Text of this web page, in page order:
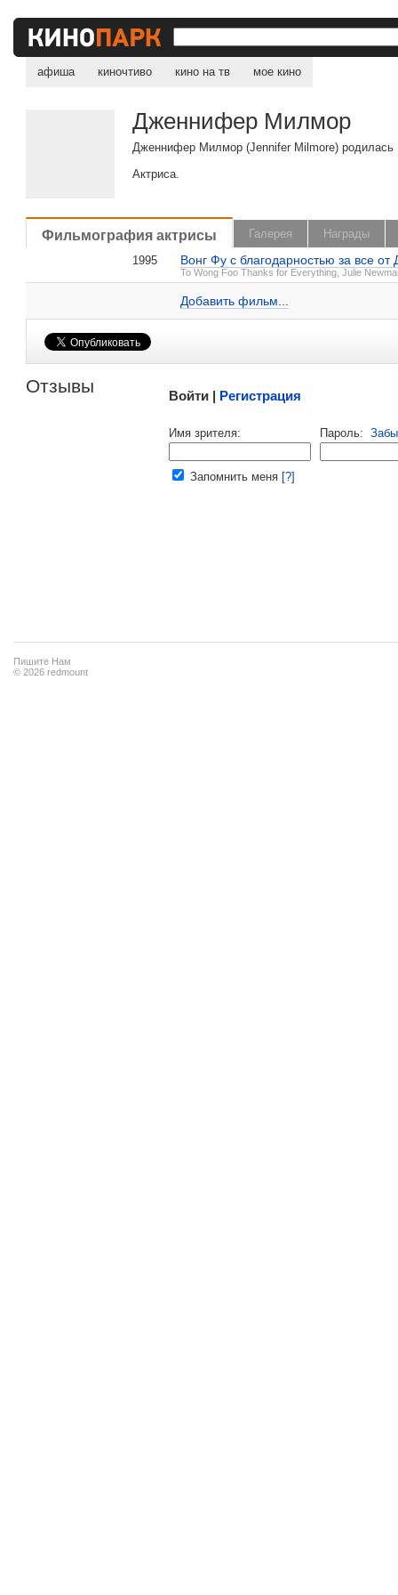
афиша киночтиво кино на тв мое кино
Дженнифер Милмор
Дженнифер Милмор (Jennifer Milmore) родилась
Актриса.
Фильмография актрисы Галерея
Награды
1995
Вонг Фу с благодарностью за все
To Wong Foo Thanks for Everything, Julie
Добавить фильм...
Дженнифер Милмор на IMDB.com
Отзывы Войти | Регистрация
Имя зрителя: Пароль:
Запомнить меня [?]
Пишите Нам
© 2026 redmount